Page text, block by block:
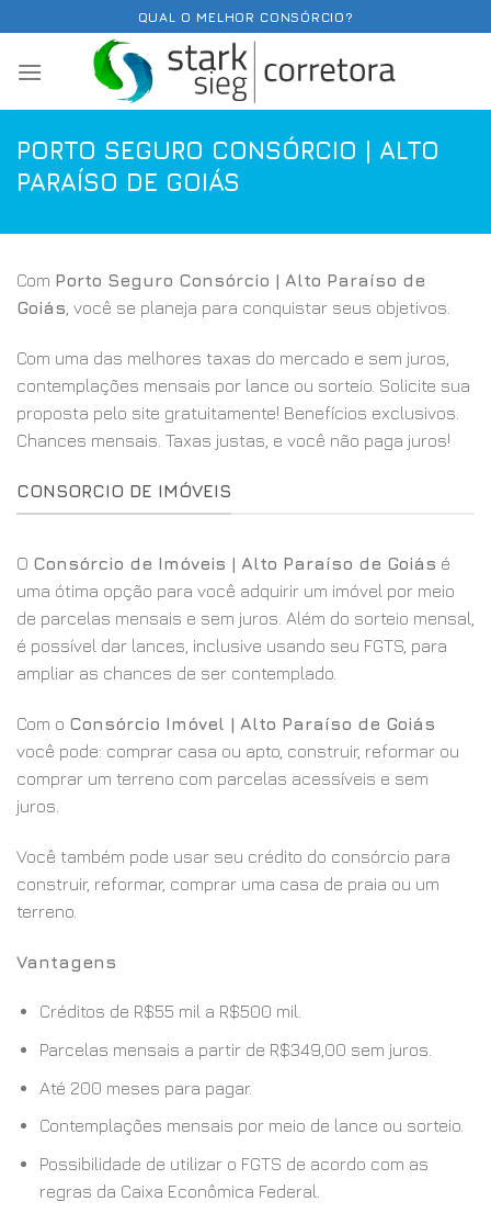
content
QUAL O MELHOR CONSÓRCIO?
PORTO SEGURO CONSÓRCIO | ALTO
PARAÍSO DE GOIÁS
Com Porto Seguro Consórcio | Alto Paraíso de
Goiás , você se planeja para conquistar seus objetivos.
Com uma das melhores taxas do mercado e sem juros,
contemplações mensais por lance ou sorteio. Solicite sua
proposta pelo site gratuitamente! Benefícios exclusivos.
Chances mensais. Taxas justas, e você não paga juros!
CONSORCIO DE IMÓVEIS
O Consórcio de Imóveis | Alto Paraíso de Goiás é
uma ótima opção para você adquirir um imóvel por meio
de parcelas mensais e sem juros. Além do sorteio mensal,
é possível dar lances, inclusive usando seu FGTS, para
ampliar as chances de ser contemplado.
Com o Consórcio Imóvel | Alto Paraíso de Goiás
você pode: comprar casa ou apto, construir, reformar ou
comprar um terreno com parcelas acessíveis e sem
juros.
Você também pode usar seu crédito do consórcio para
construir, reformar, comprar uma casa de praia ou um
terreno.
Vantagens
Créditos de R$55 mil a R$500 mil.
Parcelas mensais a partir de R$349,00 sem juros.
Até 200 meses para pagar.
Contemplações mensais por meio de lance ou sorteio.
Possibilidade de utilizar o FGTS de acordo com as
regras da Caixa Econômica Federal.